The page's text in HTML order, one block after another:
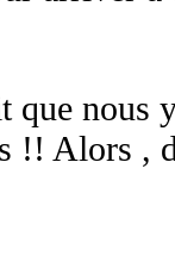
que nous
!! Alors ,